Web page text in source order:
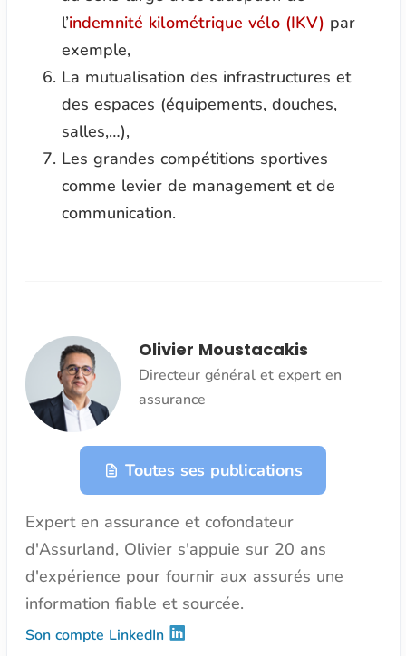
l’indemnité kilométrique vélo (IKV) par
exemple,
La mutualisation des infrastructures et
des espaces (équipements, douches,
salles,…),
Les grandes compétitions sportives
comme levier de management et de
communication.
Olivier Moustacakis
Directeur général et expert en
assurance
Toutes ses publications
Expert en assurance et cofondateur
d'Assurland, Olivier s'appuie sur 20 ans
d'expérience pour fournir aux assurés une
information fiable et sourcée.
Son compte LinkedIn